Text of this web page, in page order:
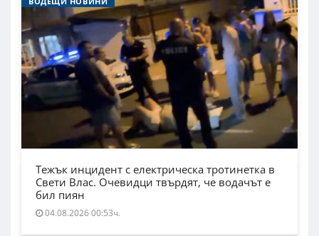
Тежък инцидент с електрическа тротинетка в
Свети Влас. Очевидци твърдят, че водачът е
бил пиян
04.08.2026 00:53ч.